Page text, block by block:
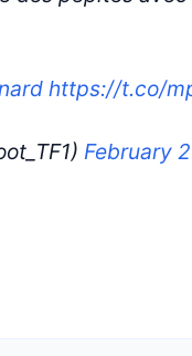
https://t.co/
February